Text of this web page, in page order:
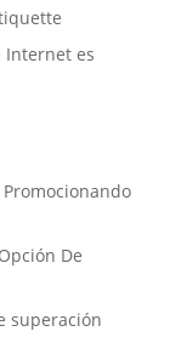
Internet es
De
superación